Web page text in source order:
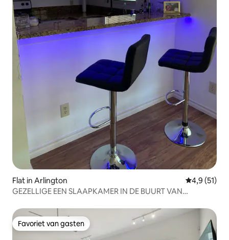
Flat in Arlington
4,9 (51)
GEZELLIGE EEN SLAAPKAMER IN DE BUURT VAN
Favoriet van gasten
Favoriet van gasten